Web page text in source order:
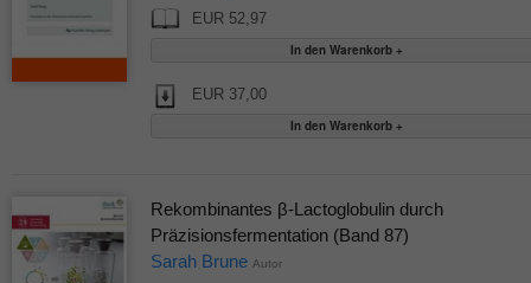
EUR 52,97
EUR 37,00
Rekombinantes β-Lactoglobulin durch
Präzisionsfermentation (Band 87)
Sarah Brune Autor